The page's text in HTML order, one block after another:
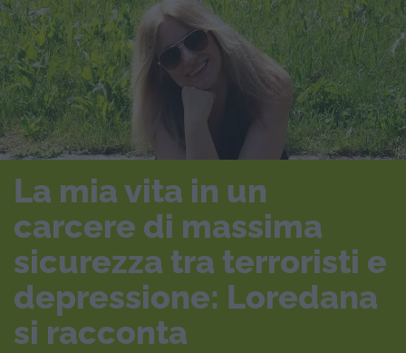
La mia vita in un
carcere di massima
sicurezza tra terroristi e
depressione: Loredana
si racconta